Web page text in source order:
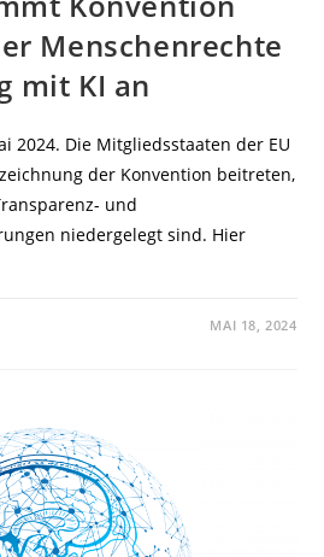
Menschenrechte
mit KI an
2024. Die Mitgliedsstaaten der EU
der Konvention beitreten,
und
niedergelegt sind. Hier
MAI 18, 2024